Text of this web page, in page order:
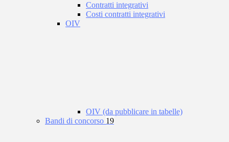
Contratti integrativi
Costi contratti integrativi
OIV
OIV (da pubblicare in tabelle)
Bandi di concorso 19